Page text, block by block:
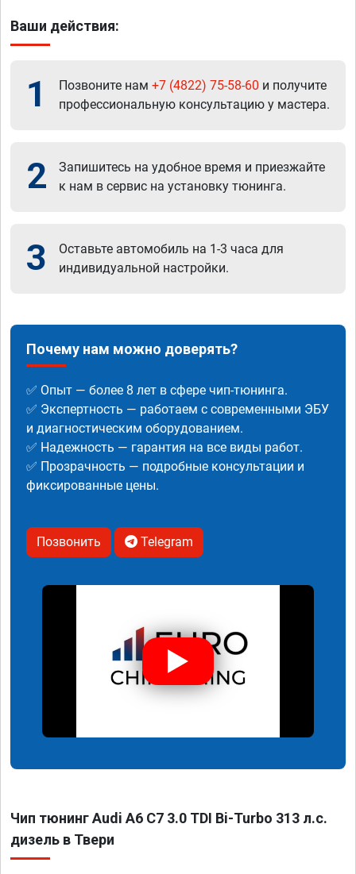
Ваши действия:
1 Позвоните нам +7 (4822) 75-58-60 и получите
профессиональную консультацию у мастера.
2
Запишитесь на удобное время и приезжайте
к нам в сервис на установку тюнинга.
3
Оставьте автомобиль на 1-3 часа для
индивидуальной настройки.
Почему нам можно доверять?
✅ Опыт — более 8 лет в сфере чип-тюнинга.
✅ Экспертность — работаем с современными ЭБУ
и диагностическим оборудованием.
✅ Надежность — гарантия на все виды работ.
✅ Прозрачность — подробные консультации и
фиксированные цены.
Позвонить Telegram
Чип тюнинг Audi A6 C7 3.0 TDI Bi-Turbo 313 л.с.
дизель в Твери